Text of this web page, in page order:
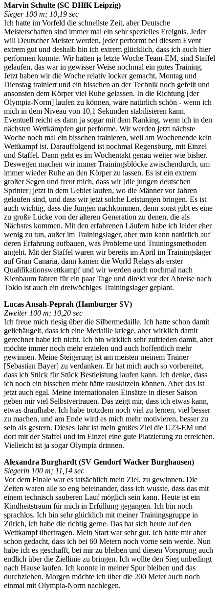
Marvin Schulte (SC DHfK Leipzig)
Sieger 100 m; 10,19 sec
Ich hatte im Vorfeld die schnellste Zeit, aber Deutsche
Meisterschaften sind immer mal ein sehr spezielles Ereignis. Jeder
will Deutscher Meister werden, jeder performt bei diesem Event
extrem gut und deshalb bin ich extrem glücklich, dass ich auch hier
performen konnte. Wir hatten ja letzte Woche Team-EM, sind Staffel
gelaufen, das war in gewisser Weise nochmal ein gutes Training.
Jetzt haben wir die Woche relativ locker gemacht, Montag und
Dienstag trainiert und ein bisschen an der Technik noch gefeilt und
ansonsten dem Körper viel Ruhe gelassen. In die Richtung [der
Olympia-Norm] laufen zu können, wäre natürlich schön - wenn ich
mich in dem Niveau von 10,1 Sekunden stabilisieren kann.
Eventuell reicht es dann ja sogar mit dem Ranking, wenn ich in den
nächsten Wettkämpfen gut performe. Wir werden jetzt nächste
Woche noch mal ein bisschen trainieren, weil am Wochenende kein
Wettkampf ist. Darauffolgend ist nochmal Regensburg, mit Einzel
und Staffel. Dann geht es im Wochentakt genau weiter wie bisher.
Deswegen machen wir immer Trainingsblöcke zwischendurch, um
immer wieder Ruhe an den Körper zu lassen. Es ist ein extrem
großer Segen und freut mich, dass wir [die jungen deutschen
Sprinter] jetzt in dem Gebiet laufen, wo die Männer vor Jahren
gelaufen sind, und dass wir jetzt solche Leistungen bringen. Es ist
auch wichtig, dass die Jungen nachkommen, denn sonst gibt es eine
zu große Lücke von der älteren Generation zu denen, die als
Nächstes kommen. Mit den erfahrenen Läufern habe ich leider eher
wenig zu tun, außer im Trainingslager, aber man kann natürlich auf
deren Erfahrung aufbauen, was Probleme und Trainingsmethoden
angeht. Mit der Staffel waren wir bereits im April im Trainingslager
auf Gran Canaria, dann kamen die World Relays als erster
Qualifikationswettkampf und wir werden auch nochmal nach
Kienbaum fahren für ein paar Tage und direkt vor der Abreise nach
Tokio ist auch ein dreiwöchiges Trainingslager geplant.
Lucas Ansah-Peprah (Hamburger SV)
Zweiter 100 m; 10,20 sec
Ich freue mich riesig über die Silbermedaille. Ich hatte schon damit
geliebäugelt, dass ich eine Medaille kriege, aber wirklich damit
gerechnet habe ich nicht. Ich bin wirklich sehr zufrieden damit, aber
möchte immer noch mehr erzielen und auch hoffentlich mehr
gewinnen. Meine Steigerung ist am meisten meinem Trainer
[Sebastian Bayer] zu verdanken. Er hat mich auch so vorbereitet,
dass ich Stück für Stück Bestleistung laufen kann. Ich denke, dass
ich noch ein bisschen mehr hätte rauskitzeln können. Aber das ist
jetzt auch egal. Meine internationalen Einsätze in dieser Saison
geben mir viel Selbstvertrauen. Das zeigt mir, dass ich etwas kann,
etwas draufhabe. Ich habe trotzdem noch viel zu lernen, viel besser
zu machen, und am Ende wird es mich mehr motivieren, besser zu
sein als gestern. Dieses Jahr ist mein großes Ziel die U23-EM und
dort mit der Staffel und im Einzel eine gute Platzierung zu erreichen.
Vielleicht ist ja sogar Olympia drinnen.
Alexandra Burghardt (SV Gendorf Wacker Burghausen)
Siegerin 100 m; 11,14 sec
Vor dem Finale war es tatsächlich mein Ziel, zu gewinnen. Die
Zeiten waren alle so eng beieinander, dass ich wusste, dass das mit
einem technisch sauberen Lauf möglich sein kann. Heute ist ein
Kindheitstraum für mich in Erfüllung gegangen. Ich bin noch
sprachlos. Ich bin sehr glücklich mit meiner Trainingsgruppe in
Zürich, ich habe die richtig gerne. Das hat sich heute auf den
Wettkampf übertragen. Mein Start war sehr gut. Ich hatte mir aber
schon gedacht, dass ich bei 60 Metern noch vorne sein werde. Nun
habe ich es geschafft, bei mir zu bleiben und diesen Vorsprung auch
endlich über die Ziellinie zu bringen. Ich wollte den Sieg unbedingt
nach Hause laufen. Ich konnte in meiner Spur bleiben und das
durchziehen. Morgen möchte ich über die 200 Meter auch noch
einmal mit Olympia-Norm nachlegen.